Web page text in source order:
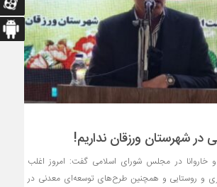
در شهرستان ورزقان نداریم!
و خاروانا در مجلس شورای اسلامی گفت: امروز اغلب
و روستایی و همچنین طرح‌های توسعه‌ای معدنی در